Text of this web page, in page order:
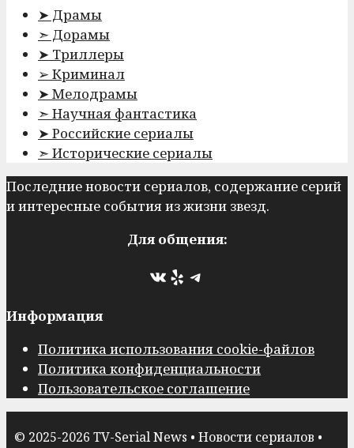
➤ Драмы
➣ Дорамы
➤ Триллеры
➢ Криминал
➤ Мелодрамы
➣ Научная фантастика
➤ Российские сериалы
➣ Исторические сериалы
Последние новости сериалов, содержание серий
и интересные события из жизни звезд.
Для общения:
ВКонтакте
YelpTelegram
Информация
Политика использования cookie-файлов
Политика конфиденциальности
Пользовательское соглашение
© 2025-2026 TV-Serial News • Новости сериалов •